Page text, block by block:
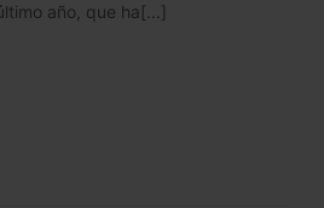
año, que ha[...]